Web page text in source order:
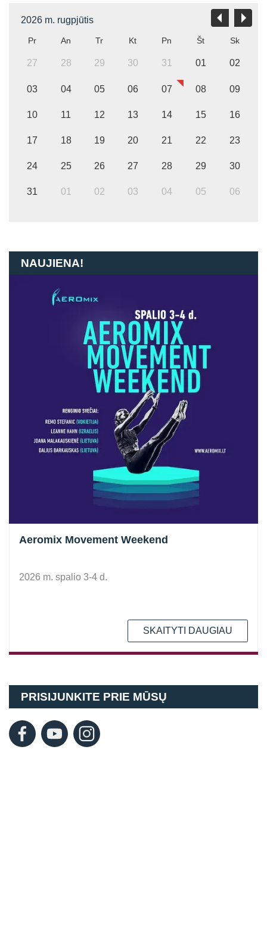
2026 m. rugpjūtis
Pr An Tr Kt Pn Št Sk
27 28 29 30 31 01 02
03 04 05 06 07 08 09
10 11 12 13 14 15 16
17 18 19 20 21 22 23
24 25 26 27 28 29 30
31 01 02 03 04 05 06
NAUJIENA!
Aeromix Movement Weekend
2026 m. spalio 3-4 d.
SKAITYTI DAUGIAU
PRISIJUNKITE PRIE MŪSŲ